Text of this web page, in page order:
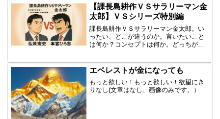
【課長島耕作ＶＳサラリーマン金
太郎】ＶＳシリーズ特別編
課長島耕作ＶＳサラリーマン金太郎。い
ったい、どこが違うのか。言いたいこと
は何か？コンセプトは何か。どっちが、
宮ひろ志だ！！なんと、妻は両方とも、
漫画家だ！！旦那の方は、年...
エベレストが金になっても
もっと欲しい！もっと欲しい！欲望にき
りなし(文章はなし、画像のみです。）